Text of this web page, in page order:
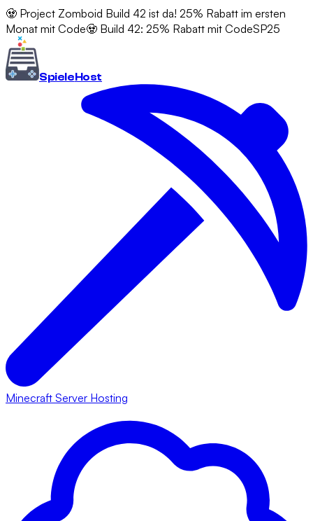
🧟 Project Zomboid Build 42 ist da! 25% Rabatt im ersten
Monat mit Code🧟 Build 42: 25% Rabatt mit CodeSP25
SpieleHost
Minecraft Server Hosting